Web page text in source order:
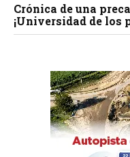
Crónica de una
¡Universidad de los